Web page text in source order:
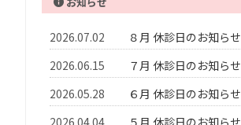
2026.07.02
８月 休診日のお知らせ
2026.06.15
７月 休診日のお知らせ
2026.05.28
６月 休診日のお知らせ
2026.04.04
５月 休診日のお知らせ